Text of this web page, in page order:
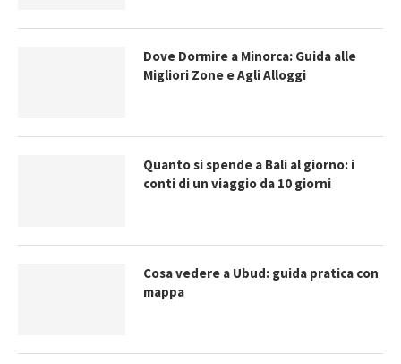
Dove Dormire a Minorca: Guida alle
Migliori Zone e Agli Alloggi
Quanto si spende a Bali al giorno: i
conti di un viaggio da 10 giorni
Cosa vedere a Ubud: guida pratica con
mappa